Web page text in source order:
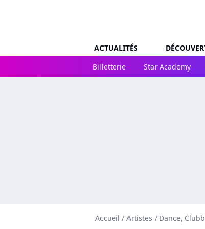
ACTUALITÉS
Billetterie
Star Academy
Accueil / Artistes / Dance,